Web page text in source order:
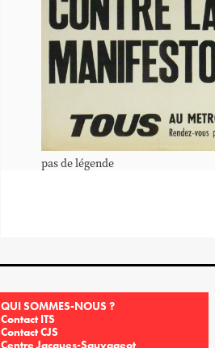
pas de légende
QUI SOMMES-NOUS ?
Contact ITS
Contact CJS
Centre Jacques-Sauvageot